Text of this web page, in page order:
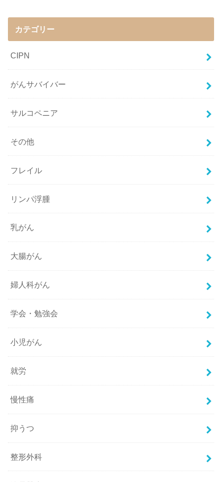
カテゴリー
CIPN
がんサバイバー
サルコペニア
その他
フレイル
リンパ浮腫
乳がん
大腸がん
婦人科がん
学会・勉強会
小児がん
就労
慢性痛
抑うつ
整形外科